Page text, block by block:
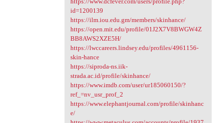
id=1200139
https://ilm.iou.edu.gm/members/skinhance/
https://open.mit.edu/profile/01J2X7V8BWGW4Z
BB8AWS2XZE5H/
https://lwccareers.lindsey.edu/profiles/4961156-
skin-hance
https://siproda-ns.iik-
strada.ac.id/profile/skinhance/
https://www.imdb.com/user/ur185060150/?
ref_=nv_usr_prof_2
https://www.elephantjournal.com/profile/skinhanc
e/